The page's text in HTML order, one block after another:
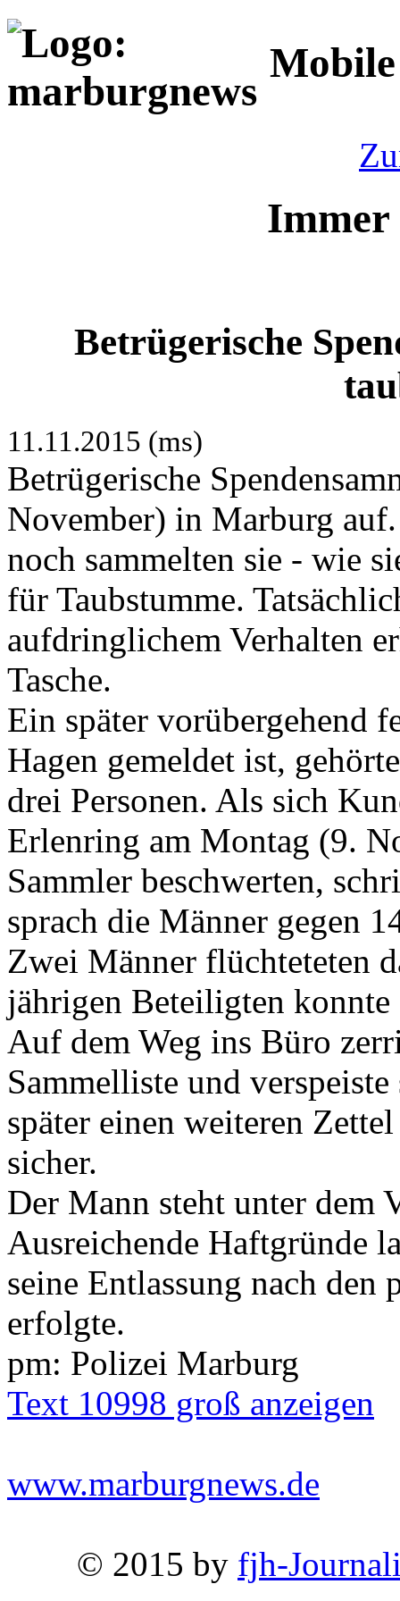
Immer
Betrügerische
11.11.2015 (ms)
Betrügerische
November) in Marburg
noch sammelten sie - wie
für Taubstumme.
aufdringlichem Verhalten
Tasche.
Ein später vorübergehend
Hagen gemeldet ist,
drei Personen. Als sich
Erlenring am Montag (9.
Sammler beschwerten,
sprach die Männer gegen
Zwei Männer flüchteteten
jährigen Beteiligten
Auf dem Weg ins Büro
Sammelliste und
später einen weiteren
sicher.
Der Mann steht unter dem
Ausreichende Haftgründe
seine Entlassung nach
erfolgte.
pm: Polizei Marburg
Text 10998 groß anzeigen
www.marburgnews.de
© 2015 by fjh-